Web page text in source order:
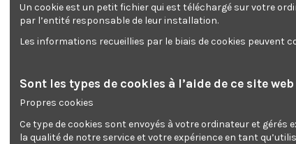
Un cookie est un petit fichier qui est téléchargé sur votre
par l’entité responsable de leur installation.
Les informations recueillies par le biais de cookies peuvent
Sont les types de cookies à l’aide de ce site web
Propres cookies
Ce type de cookies sont envoyés à votre ordinateur et
la qualité de notre service et votre expérience en tant